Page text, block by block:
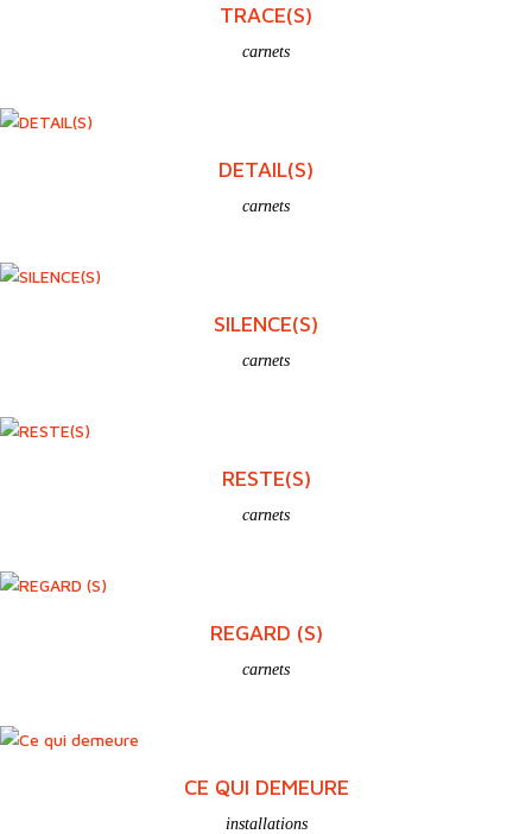
TRACE(S)
carnets
DETAIL(S)
carnets
SILENCE(S)
carnets
RESTE(S)
carnets
REGARD (S)
carnets
CE QUI DEMEURE
installations